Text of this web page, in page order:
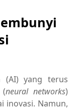
(AI) yang terus
(neural networks)
inovasi. Namun,